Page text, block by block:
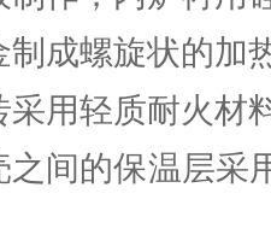
成螺旋状的加
用轻质耐火材
间的保温层采